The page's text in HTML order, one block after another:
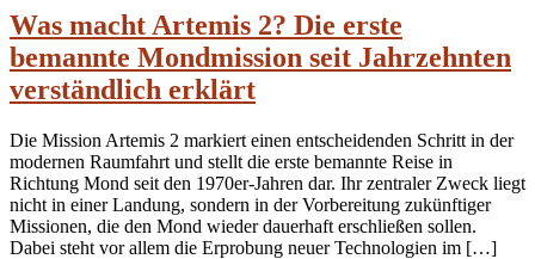
Was macht Artemis 2? Die erste
bemannte Mondmission seit Jahrzehnten
verständlich erklärt
Die Mission Artemis 2 markiert einen entscheidenden Schritt in der
modernen Raumfahrt und stellt die erste bemannte Reise in
Richtung Mond seit den 1970er-Jahren dar. Ihr zentraler Zweck liegt
nicht in einer Landung, sondern in der Vorbereitung zukünftiger
Missionen, die den Mond wieder dauerhaft erschließen sollen.
Dabei steht vor allem die Erprobung neuer Technologien im […]